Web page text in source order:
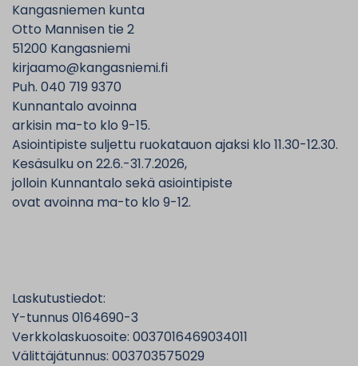
Kangasniemen kunta
Otto Mannisen tie 2
51200 Kangasniemi
kirjaamo@kangasniemi.fi
Puh. 040 719 9370
Kunnantalo avoinna
arkisin ma-to klo 9-15.
Asiointipiste suljettu ruokatauon ajaksi klo 11.30-12.30.
Kesäsulku on 22.6.-31.7.2026,
jolloin Kunnantalo sekä asiointipiste
ovat avoinna ma-to klo 9-12.
Laskutustiedot:
Y-tunnus 0164690-3
Verkkolaskuosoite: 0037016469034011
Välittäjätunnus: 003703575029